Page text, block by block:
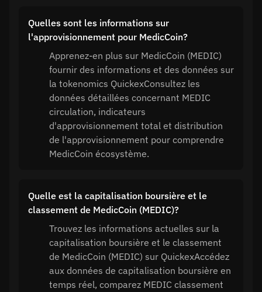
Quelles sont les informations sur
l'approvisionnement pour MedicCoin?
Apprenez-en plus sur MedicCoin (MEDIC)
fournir des informations et des données sur
la tokenomics QuickexConsultez les
données détaillées concernant MEDIC
circulation, indicateurs
d'approvisionnement total et distribution
de l'approvisionnement pour comprendre
MedicCoin écosystème.
Quelle est la capitalisation boursière et le
classement de MedicCoin (MEDIC)?
Trouvez les informations actuelles sur la
capitalisation boursière et le classement
de MedicCoin (MEDIC) sur QuickexAccédez
aux données de capitalisation boursière en
temps réel, comparez MEDIC classement